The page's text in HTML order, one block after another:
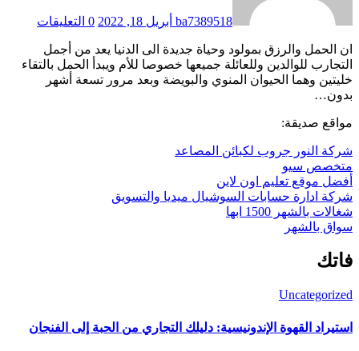
ba7389518 أبريل 18, 2022 0 التعليقات
التجارب للوالدين وللعائلة جميعها خصوصا للأم ويبدأ الحمل بالتقاء
خليتين وهما الحيوان المنوي والبويضة وبعد مرور تسعة أشهر
بدون…
مواقع صديقة:
شركة النور جروب لكبائن المصاعد
متخصص سيو
أفضل موقع تعليم اون لاين
شركة ادارة حسابات السوشيال ميديا والتسويق
شغالات بالشهر 1500 ابها
سواق بالشهر
فاتك
Uncategorized
استيراد القهوة الإندونيسية: دليلك التجاري من الحبة إلى الفنجان